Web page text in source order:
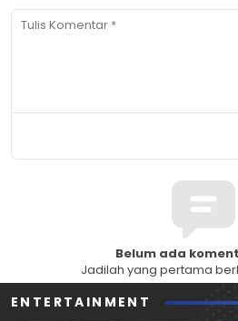
Belum ada
Jadilah yang pertama
ENTERTAINMENT